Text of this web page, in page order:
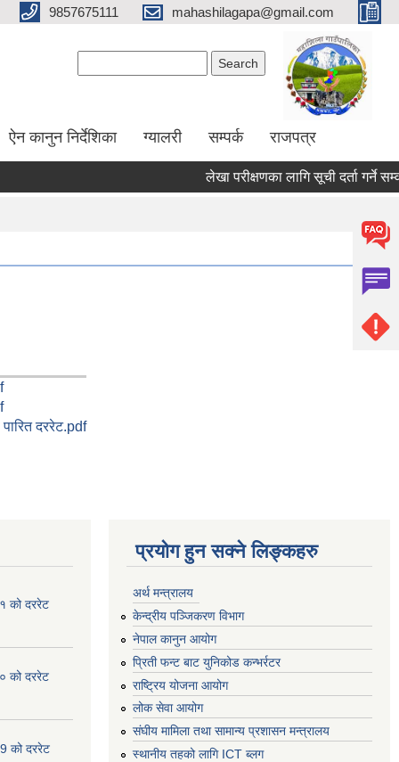
9857675111 mahashilagapa@gmail.com
ऐन कानुन निर्देशिका ग्यालरी सम्पर्क राजपत्र
लेखा परीक्षणका लागि सूची दर्ता गर्ने
दररेट.pdf
को दररेट
को दररेट
को दररेट
प्रयोग हुन सक्ने लिङ्कहरु
अर्थ मन्त्रालय
केन्द्रीय पञ्जिकरण विभाग
नेपाल कानुन आयोग
प्रिती फन्ट बाट युनिकोड कन्भर्रटर
राष्ट्रिय योजना आयोग
लोक सेवा आयोग
संघीय मामिला तथा सामान्य प्रशासन मन्त्रालय
स्थानीय तहको लागि ICT ब्लग